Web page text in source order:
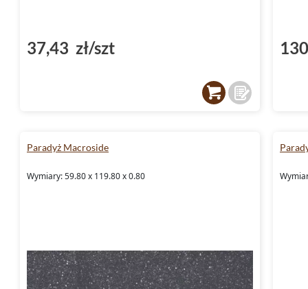
37,43 zł/szt
Paradyż Macroside
Wymiary: 59.80 x 119.80 x 0.80